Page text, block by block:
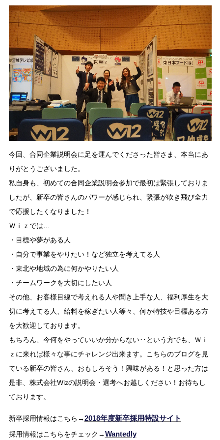
今回、合同企業説明会に足を運んでくださった皆さま、本当にあ
りがとうございました。
私自身も、初めての合同企業説明会参加で最初は緊張しておりま
したが、新卒の皆さんのパワーが感じられ、緊張が吹き飛び全力
で応援したくなりました！
Ｗｉｚでは…
・目標や夢がある人
・自分で事業をやりたい！など独立を考えてる人
・東北や地域の為に何かやりたい人
・チームワークを大切にしたい人
その他、お客様目線で考えれる人や聞き上手な人、福利厚生を大
切に考えてる人、給料を稼ぎたい人等々、何か特技や目標ある方
を大歓迎しております。
もちろん、今何をやっていいか分からない‥という方でも、Ｗｉ
ｚに来れば様々な事にチャレンジ出来ます。こちらのブログを見
ている新卒の皆さん、おもしろそう！興味がある！と思った方は
是非、株式会社Wizの説明会・選考へお越しください！お待ちし
ております。
新卒採用情報はこちら→2018年度新卒採用特設サイト
採用情報はこちらをチェック→Wantedly